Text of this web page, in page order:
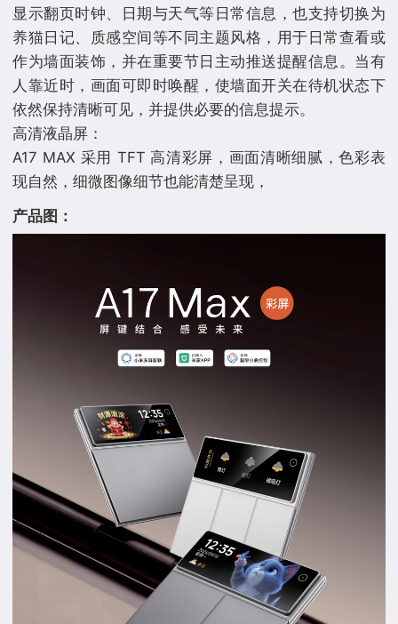
显示翻页时钟、日期与天气等日常信息，也支持切换为
养猫日记、质感空间等不同主题风格，用于日常查看或
作为墙面装饰，并在重要节日主动推送提醒信息。当有
人靠近时，画面可即时唤醒，使墙面开关在待机状态下
依然保持清晰可见，并提供必要的信息提示。
高清液晶屏：
A17 MAX 采用 TFT 高清彩屏，画面清晰细腻，色彩表
产品图：